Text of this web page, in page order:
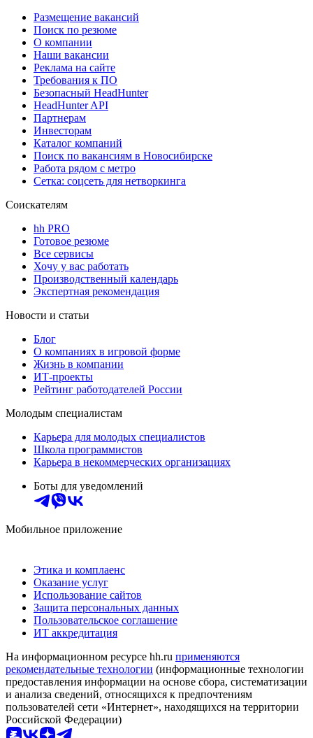
Размещение вакансий
Поиск по резюме
О компании
Наши вакансии
Реклама на сайте
Требования к ПО
Безопасный HeadHunter
HeadHunter API
Партнерам
Инвесторам
Каталог компаний
Поиск по вакансиям в Новосибирске
Работа рядом с метро
Сетка: соцсеть для нетворкинга
Соискателям
hh PRO
Готовое резюме
Все сервисы
Хочу у вас работать
Производственный календарь
Экспертная рекомендация
Новости и статьи
Блог
О компаниях в игровой форме
Жизнь в компании
ИТ-проекты
Рейтинг работодателей России
Молодым специалистам
Карьера для молодых специалистов
Школа программистов
Карьера в некоммерческих организациях
Боты для уведомлений
Мобильное приложение
Этика и комплаенс
Оказание услуг
Использование сайтов
Защита персональных данных
Пользовательское соглашение
ИТ аккредитация
На информационном ресурсе hh.ru применяются
рекомендательные технологии (информационные технологии
предоставления информации на основе сбора, систематизации
и анализа сведений, относящихся к предпочтениям
пользователей сети «Интернет», находящихся на территории
Российской Федерации)